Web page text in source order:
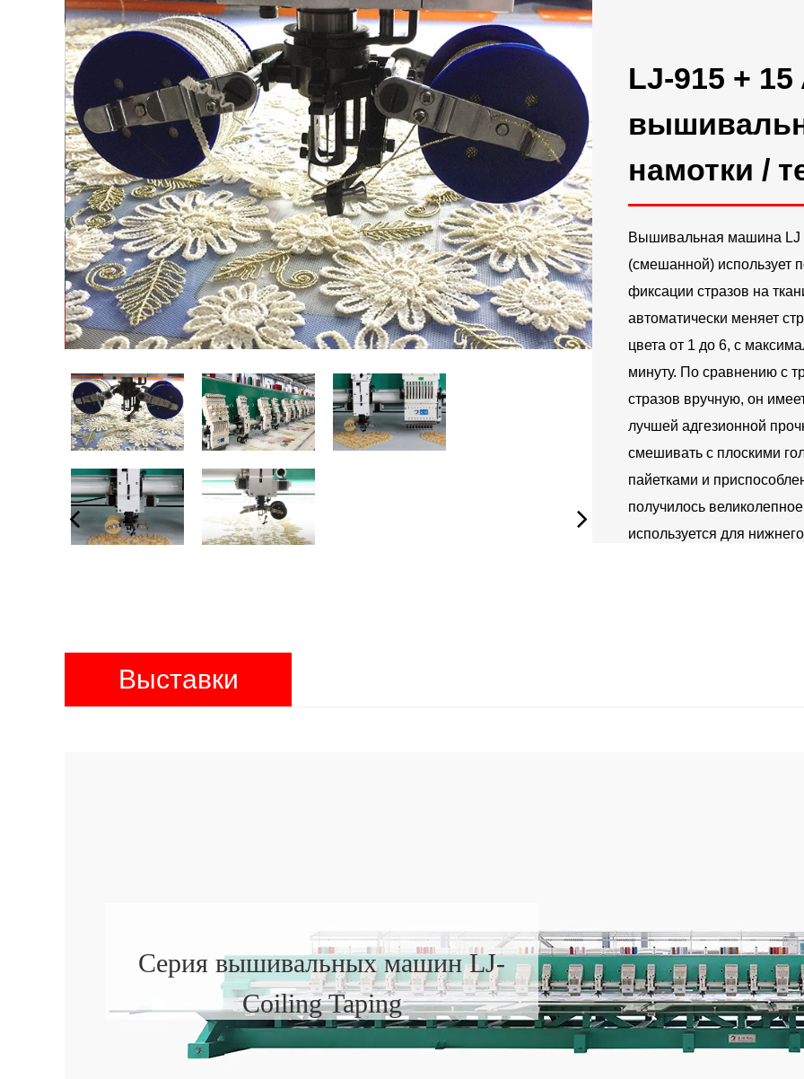
LJ-915 +
намотки /
Вышивальная машина LJ
(смешанной) использует
фиксации стразов на
автоматически меняет
цвета от 1 до 6, с
минуту. По сравнению с
стразов вручную, он
лучшей адгезионной
смешивать с плоскими
пайетками и
получилось
используется для
Выставки
Серия вышивальных машин LJ-
Coiling Taping